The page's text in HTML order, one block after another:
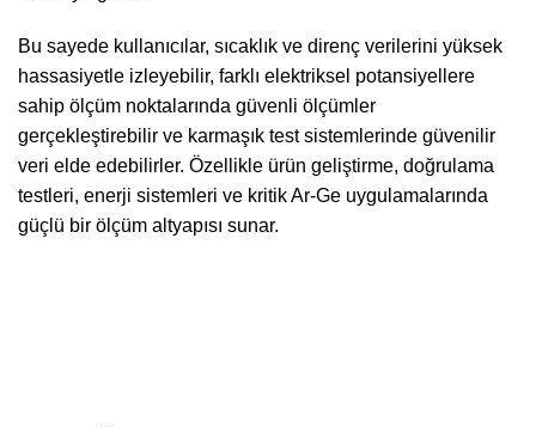
Bu sayede kullanıcılar, sıcaklık ve direnç verilerini yüksek
hassasiyetle izleyebilir, farklı elektriksel potansiyellere
sahip ölçüm noktalarında güvenli ölçümler
gerçekleştirebilir ve karmaşık test sistemlerinde güvenilir
veri elde edebilirler. Özellikle ürün geliştirme, doğrulama
testleri, enerji sistemleri ve kritik Ar-Ge uygulamalarında
güçlü bir ölçüm altyapısı sunar.